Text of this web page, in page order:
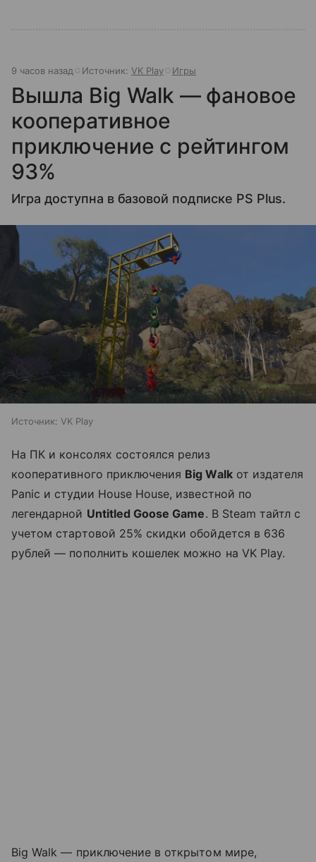
9 часов назад Источник: VK Play Игры
Вышла Big Walk — фановое
кооперативное
приключение с рейтингом
93%
Игра доступна в базовой подписке PS Plus.
Источник: VK Play
На ПК и консолях состоялся релиз
кооперативного приключения Big Walkот издателя
Panic и студии House House, известной по
легендарной Untitled Goose Game. В Steam тайтл с
учетом стартовой 25% скидки обойдется в 636
рублей — пополнить кошелек можно на VK Play.
Big Walk — приключение в открытом мире,